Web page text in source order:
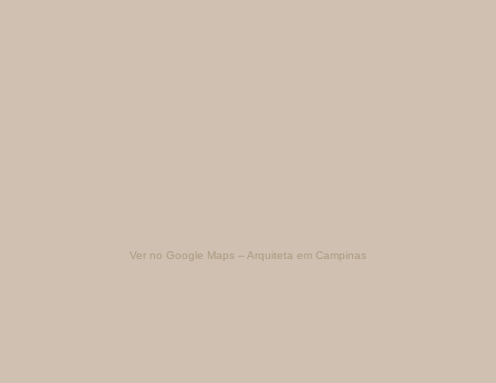
Ver no Google Maps – Arquiteta em Campinas